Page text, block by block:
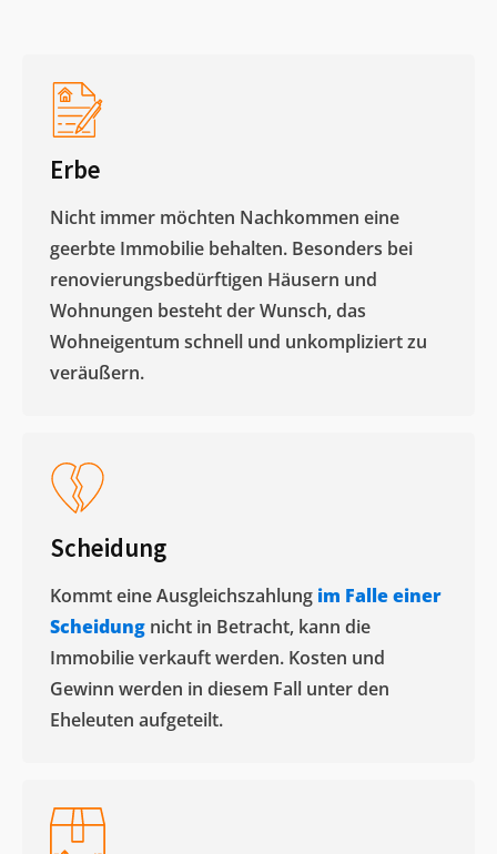
Erbe
Nicht immer möchten Nachkommen eine
geerbte Immobilie behalten. Besonders bei
renovierungsbedürftigen Häusern und
Wohnungen besteht der Wunsch, das
Wohneigentum schnell und unkompliziert zu
veräußern. ​
Scheidung
Kommt eine Ausgleichszahlung im Falle einer
Scheidung nicht in Betracht, kann die
Immobilie verkauft werden. Kosten und
Gewinn werden in diesem Fall unter den
Eheleuten aufgeteilt.​